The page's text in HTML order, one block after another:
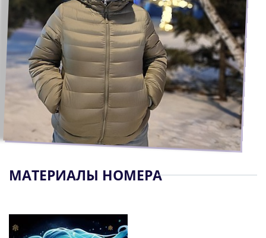
МАТЕРИАЛЫ НОМЕРА